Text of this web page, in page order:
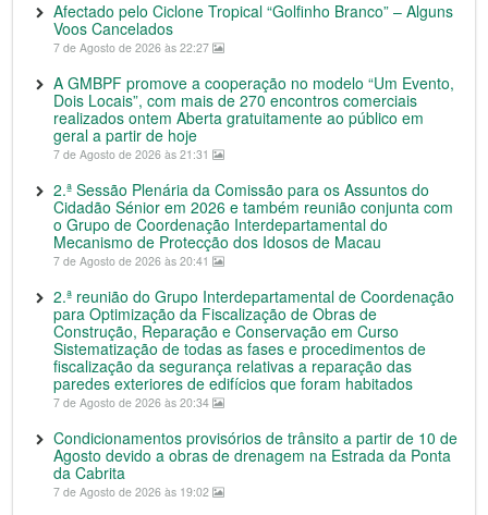
Afectado pelo Ciclone Tropical “Golfinho Branco” – Alguns
Voos Cancelados
7 de Agosto de 2026 às 22:27
A GMBPF promove a cooperação no modelo “Um Evento,
Dois Locais”, com mais de 270 encontros comerciais
realizados ontem Aberta gratuitamente ao público em
geral a partir de hoje
7 de Agosto de 2026 às 21:31
2.ª Sessão Plenária da Comissão para os Assuntos do
Cidadão Sénior em 2026 e também reunião conjunta com
o Grupo de Coordenação Interdepartamental do
Mecanismo de Protecção dos Idosos de Macau
7 de Agosto de 2026 às 20:41
2.ª reunião do Grupo Interdepartamental de Coordenação
para Optimização da Fiscalização de Obras de
Construção, Reparação e Conservação em Curso
Sistematização de todas as fases e procedimentos de
fiscalização da segurança relativas a reparação das
paredes exteriores de edifícios que foram habitados
7 de Agosto de 2026 às 20:34
Condicionamentos provisórios de trânsito a partir de 10 de
Agosto devido a obras de drenagem na Estrada da Ponta
da Cabrita
7 de Agosto de 2026 às 19:02